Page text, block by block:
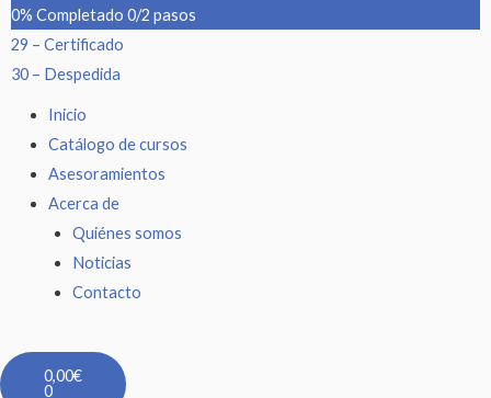
0% Completado 0/2 pasos
29 – Certificado
30 – Despedida
Inicio
Catálogo de cursos
Asesoramientos
Acerca de
Quiénes somos
Noticias
Contacto
0,00€
0
Carrito